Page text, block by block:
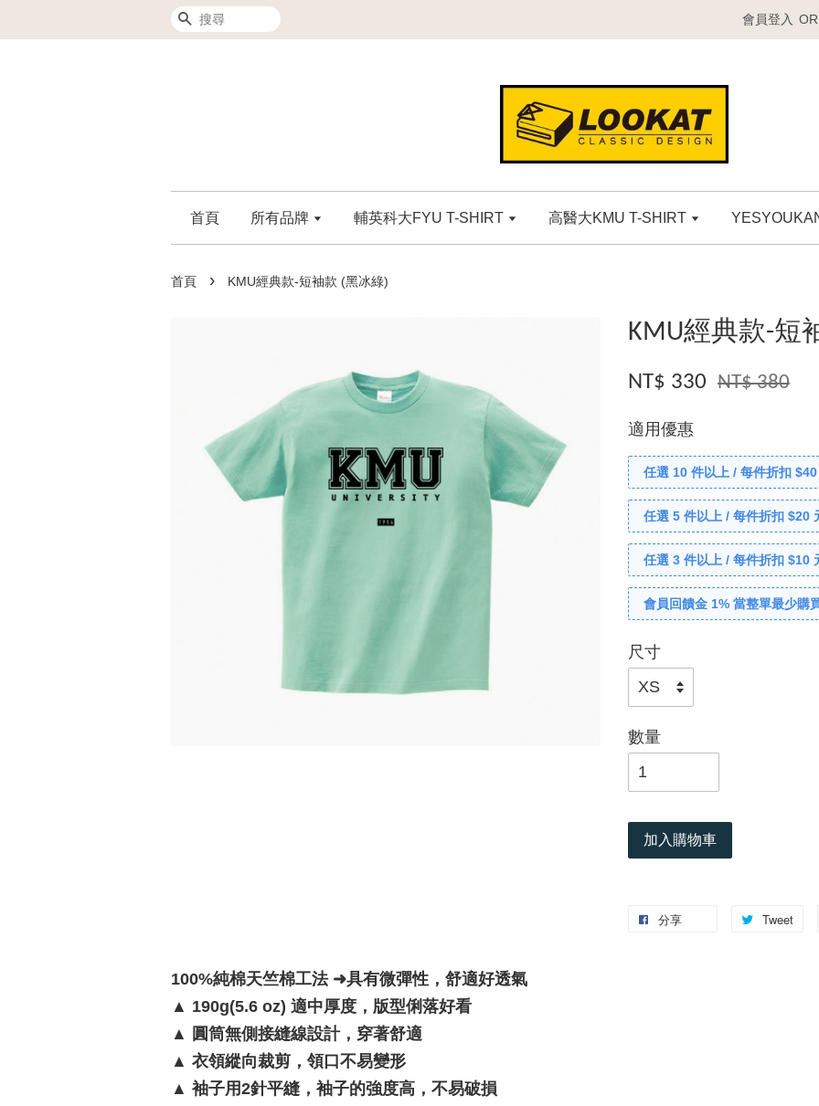
搜尋 會員登入 OR
首頁 所有品牌 輔英科大FYU T-SHIRT 高醫大KMU T-SHIRT
首頁 › KMU經典款-短袖款 (黑冰綠)
KMU經典款-短
NT$ 330 NT$ 380
適用優惠
任選 10 件以上 / 每件折扣
任選 5 件以上 / 每件折扣 $20
任選 3 件以上 / 每件折扣 $10
會員回饋金 1% 當整單最少購
尺寸
數量
加入購物車
分享 Tweet
100%純棉天竺棉工法 ➜具有微彈性，舒適好透氣
▲ 190g(5.6 oz) 適中厚度，版型俐落好看
▲ 圓筒無側接縫線設計，穿著舒適
▲ 衣領縱向裁剪，領口不易變形
▲ 袖子用2針平縫，袖子的強度高，不易破損